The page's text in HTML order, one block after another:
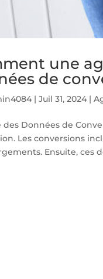
une
de
|Juil 31, 2024 |
des Données de
Les conversions
Ensuite, ces